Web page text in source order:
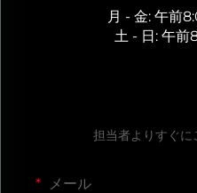
月 - 金: 午前
土 - 日: 午前
担当者よりすぐに
メール